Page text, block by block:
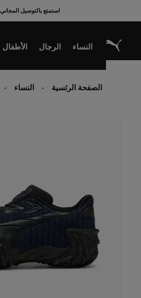
استمتع بالتوصيل المجاني على
النساء الرجال الأطفال
الصفحة الرئسية النساء